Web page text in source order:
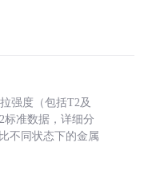
强度（包括T2及
标准数据，详细分
不同状态下的金属